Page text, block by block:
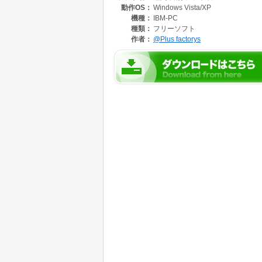
各曜日ごとに自店のスタッフのシフトを簡単
・最大30名
・0:00時 ～ 26:00時( 翌2時 ) での労務時間の適
☆ そのまま使ってよし、アレンジしてもよし
のエクセルです。
動作OS： Windows Vista/XP
機種：
IBM-PC
種類： フリーソフト
作者： @Plus factorys